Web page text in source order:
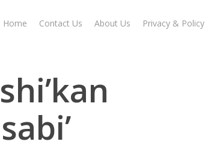
Home Contact Us About Us Privacy & Policy